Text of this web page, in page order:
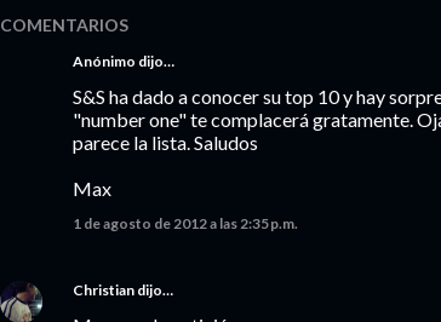
COMENTARIOS
Anónimo dijo…
S&S ha dado a conocer su top 10 y hay
"number one" te complacerá gratamente.
parece la lista. Saludos
Max
1 de agosto de 2012 a las 2:35 p.m.
Christian dijo…